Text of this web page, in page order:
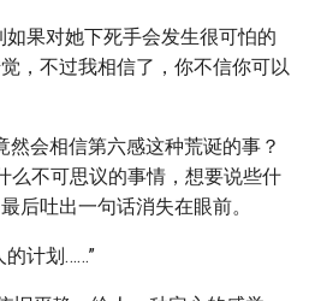
如果对她下死手会发生很可怕的
，不过我相信了，你不信你可以
然会相信第六感这种荒诞的事？
么不可思议的事情，想要说些什
后吐出一句话消失在眼前。
的计划……”